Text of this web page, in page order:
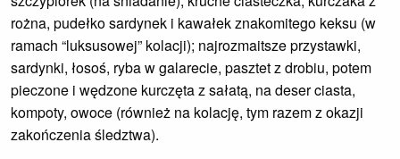
rożna, pudełko sardynek i kawałek znakomitego keksu (w
ramach “luksusowej” kolacji); najrozmaitsze przystawki,
sardynki, łosoś, ryba w galarecie, pasztet z drobiu, potem
pieczone i wędzone kurczęta z sałatą, na deser ciasta,
kompoty, owoce (również na kolację, tym razem z okazji
zakończenia śledztwa).